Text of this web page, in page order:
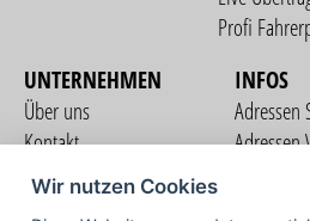
Profi
UNTERNEHMEN
Über uns
Kontakt
Nutzungsbedingungen
Datenschutzerklärung
INFOS
Adressen
Adressen
Wir nutzen Cookies